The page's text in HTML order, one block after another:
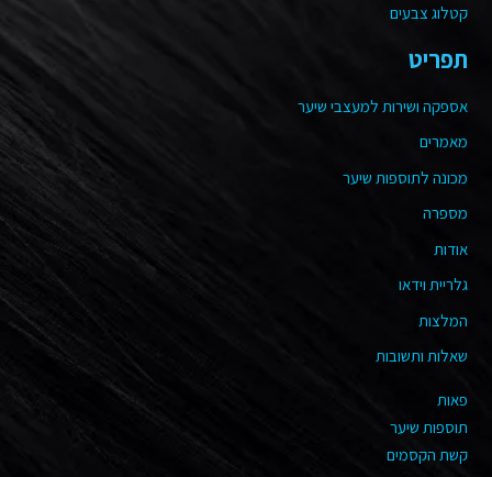
קטלוג צבעים
תפריט
אספקה ושירות למעצבי שיער
מאמרים
מכונה לתוספות שיער
מספרה
אודות
גלריית וידאו
המלצות
שאלות ותשובות
פאות
תוספות שיער
קשת הקסמים